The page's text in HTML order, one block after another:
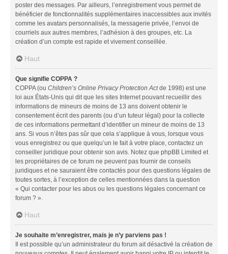
poster des messages. Par ailleurs, l’enregistrement vous permet de
bénéficier de fonctionnalités supplémentaires inaccessibles aux invités
comme les avatars personnalisés, la messagerie privée, l’envoi de
courriels aux autres membres, l’adhésion à des groupes, etc. La
création d’un compte est rapide et vivement conseillée.
Haut
Que signifie COPPA ?
COPPA (ou Children’s Online Privacy Protection Actde 1998) est une
loi aux États-Unis qui dit que les sites Internet pouvant recueillir des
informations de mineurs de moins de 13 ans doivent obtenir le
consentement écrit des parents (ou d’un tuteur légal) pour la collecte
de ces informations permettant d’identifier un mineur de moins de 13
ans. Si vous n’êtes pas sûr que cela s’applique à vous, lorsque vous
vous enregistrez ou que quelqu’un le fait à votre place, contactez un
conseiller juridique pour obtenir son avis. Notez que phpBB Limited et
les propriétaires de ce forum ne peuvent pas fournir de conseils
juridiques et ne sauraient être contactés pour des questions légales de
toutes sortes, à l’exception de celles mentionnées dans la question
« Qui contacter pour les abus ou les questions légales concernant ce
forum ? ».
Haut
Je souhaite m’enregistrer, mais je n’y parviens pas !
Il est possible qu’un administrateur du forum ait désactivé la création de